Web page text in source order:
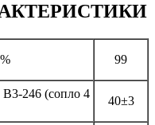
99
В3-246 (сопло 4
40±3